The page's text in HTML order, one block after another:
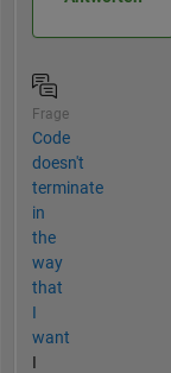
Frage
Code
doesn't
terminate
in
the
way
that
I
want
I